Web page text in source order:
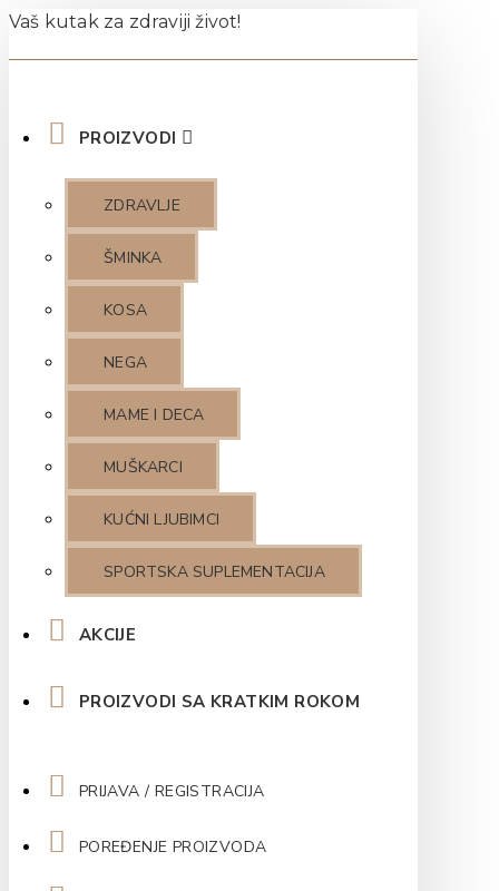
Vaš kutak za zdraviji život!
PROIZVODI
ZDRAVLJE
ŠMINKA
KOSA
NEGA
MAME I DECA
MUŠKARCI
KUĆNI LJUBIMCI
SPORTSKA SUPLEMENTACIJA
AKCIJE
PROIZVODI SA KRATKIM ROKOM
PRIJAVA / REGISTRACIJA
POREĐENJE PROIZVODA